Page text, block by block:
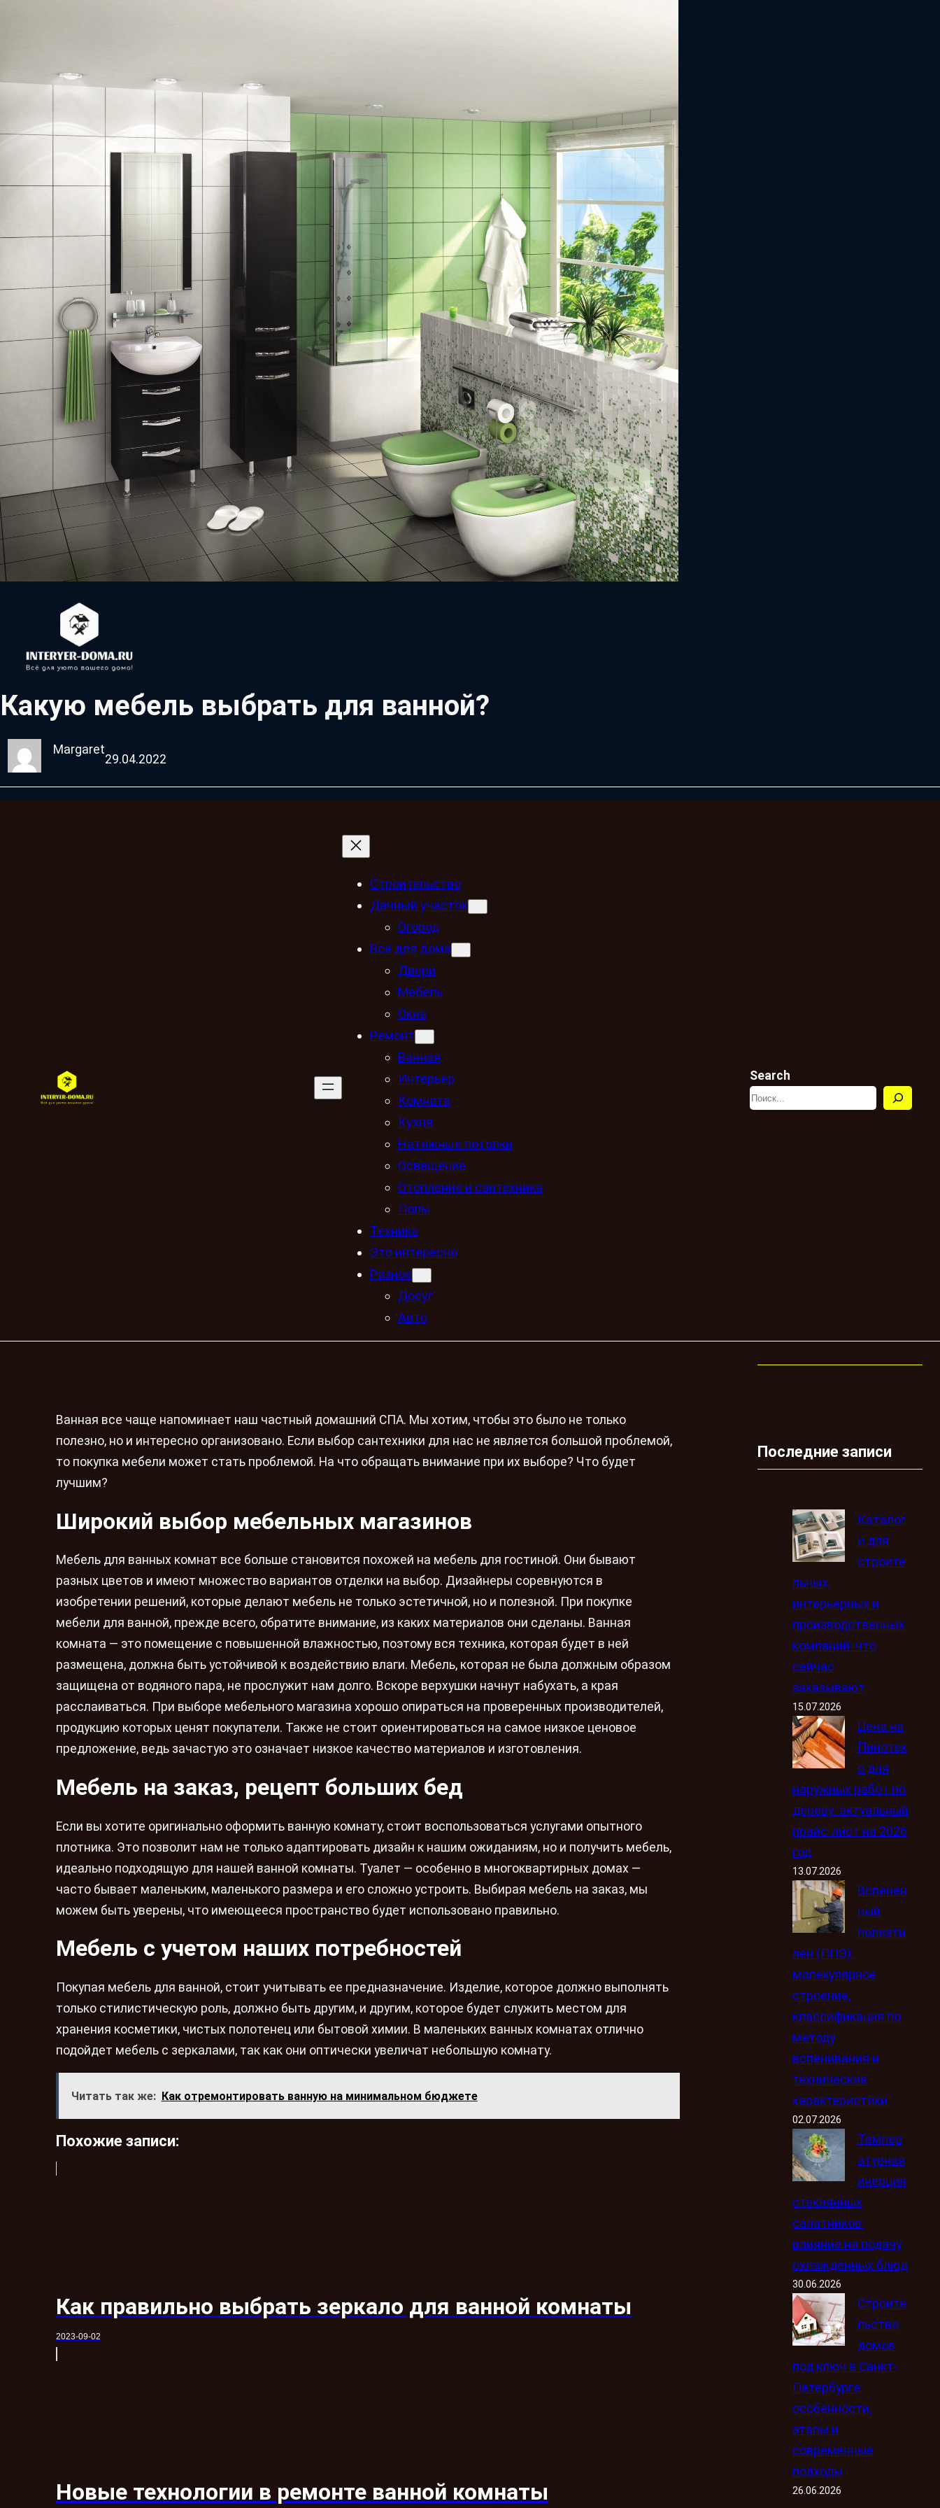
Какую мебель выбрать для ванной?
Margaret
29.04.2022
Строительство
Дачный участок
Огород
Всё для дома
Двери
Мебель
Окна
Ремонт
Ванная
Интерьер
Комната
Кухня
Натяжные потолки
Освещение
Отопление и сантехника
Полы
Техника
Это интересно
Разное
Досуг
Авто
Search
Ванная все чаще напоминает наш частный домашний СПА. Мы хотим, чтобы это было не только
полезно, но и интересно организовано. Если выбор сантехники для нас не является большой проблемой,
то покупка мебели может стать проблемой. На что обращать внимание при их выборе? Что будет
лучшим?
Широкий выбор мебельных магазинов
Мебель для ванных комнат все больше становится похожей на мебель для гостиной. Они бывают
разных цветов и имеют множество вариантов отделки на выбор. Дизайнеры соревнуются в
изобретении решений, которые делают мебель не только эстетичной, но и полезной. При покупке
мебели для ванной, прежде всего, обратите внимание, из каких материалов они сделаны. Ванная
комната — это помещение с повышенной влажностью, поэтому вся техника, которая будет в ней
размещена, должна быть устойчивой к воздействию влаги. Мебель, которая не была должным образом
защищена от водяного пара, не прослужит нам долго. Вскоре верхушки начнут набухать, а края
расслаиваться. При выборе мебельного магазина хорошо опираться на проверенных производителей,
продукцию которых ценят покупатели. Также не стоит ориентироваться на самое низкое ценовое
предложение, ведь зачастую это означает низкое качество материалов и изготовления.
Мебель на заказ, рецепт больших бед
Если вы хотите оригинально оформить ванную комнату, стоит воспользоваться услугами опытного
плотника. Это позволит нам не только адаптировать дизайн к нашим ожиданиям, но и получить мебель,
идеально подходящую для нашей ванной комнаты. Туалет — особенно в многоквартирных домах —
часто бывает маленьким, маленького размера и его сложно устроить. Выбирая мебель на заказ, мы
можем быть уверены, что имеющееся пространство будет использовано правильно.
Мебель с учетом наших потребностей
Покупая мебель для ванной, стоит учитывать ее предназначение. Изделие, которое должно выполнять
только стилистическую роль, должно быть другим, и другим, которое будет служить местом для
хранения косметики, чистых полотенец или бытовой химии. В маленьких ванных комнатах отлично
подойдет мебель с зеркалами, так как они оптически увеличат небольшую комнату.
Читать так же: Как отремонтировать ванную на минимальном бюджете
Похожие записи:
Как правильно выбрать зеркало для ванной комнаты
2023-09-02
Новые технологии в ремонте ванной комнаты
Последние записи
Каталог
и для
строите
льных,
интерьерных и
производственных
компаний: что
сейчас
заказывают
15.07.2026
Цена на
Пинотек
с для
наружных работ по
дереву: актуальный
прайс-лист на 2026
год
13.07.2026
Вспенен
ный
полиэти
лен (ППЭ):
молекулярное
строение,
классификация по
методу
вспенивания и
технические
характеристики
02.07.2026
Темпер
атурная
инерция
стеклянных
салатников:
влияние на подачу
охлаждённых блюд
30.06.2026
Строите
льство
домов
под ключ в Санкт-
Петербурге:
особенности,
этапы и
современные
подходы
26.06.2026